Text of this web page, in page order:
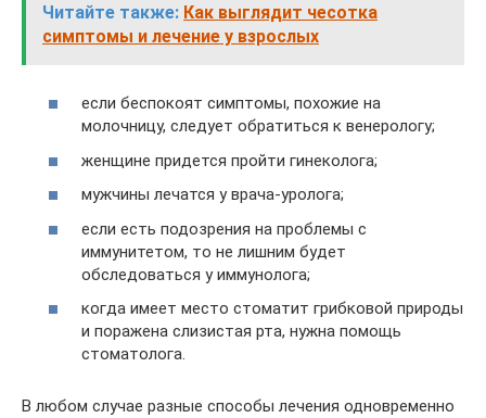
Читайте также: Как выглядит чесотка
симптомы и лечение у взрослых
если беспокоят симптомы, похожие на
молочницу, следует обратиться к венерологу;
женщине придется пройти гинеколога;
мужчины лечатся у врача-уролога;
если есть подозрения на проблемы с
иммунитетом, то не лишним будет
обследоваться у иммунолога;
когда имеет место стоматит грибковой природы
и поражена слизистая рта, нужна помощь
стоматолога.
В любом случае разные способы лечения одновременно